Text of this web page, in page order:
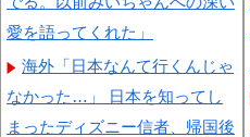
愛を語ってくれた」
海外「日本なんて行くんじゃ
なかった…」 日本を知ってし
まったディズニー信者、帰国後